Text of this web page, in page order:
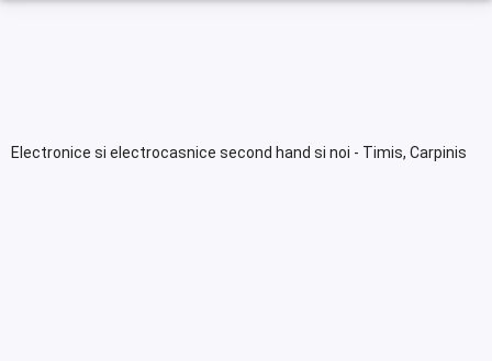
Electronice si electrocasnice second hand si noi - Timis, Carpinis